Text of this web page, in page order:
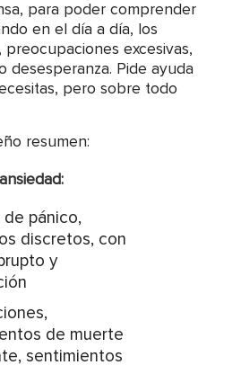
para poder comprender
en el día a día, los
preocupaciones excesivas,
desesperanza. Pide ayuda
pero sobre todo
resumen:
pánico,
discretos, con
y
de muerte
sentimientos